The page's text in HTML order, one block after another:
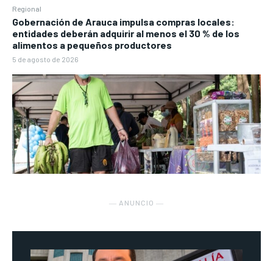
Regional
Gobernación de Arauca impulsa compras locales:
entidades deberán adquirir al menos el 30 % de los
alimentos a pequeños productores
5 de agosto de 2026
― ANUNCIO ―